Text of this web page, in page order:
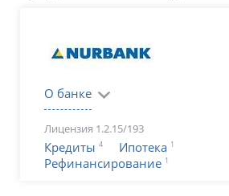
О банке
Лицензия 1.2.15/193
Кредиты 4 Ипотека 1
Рефинансирование 1